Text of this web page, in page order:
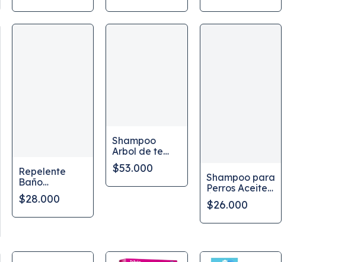
Repelente
Baño
Espumoso
CanAmor por
$28.000
Shampoo
Arbol de te
CanAmor
Sachet x 12 Ud
$53.000
Shampoo para
Perros Aceite
Árbol de Té
CanAmor 230
ml
$26.000